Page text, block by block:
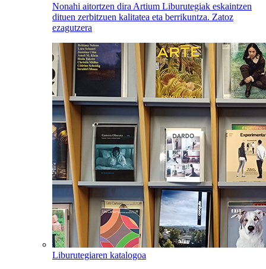
Nonahi aitortzen dira Artium Liburutegiak eskaintzen
dituen zerbitzuen kalitatea eta berrikuntza. Zatoz
ezagutzera
Liburutegiaren katalogoa